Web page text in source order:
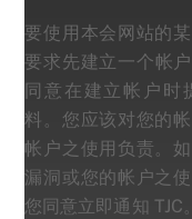
要使用本会网站的
要求先建立一个帐
同意在建立帐户时
料。您应该对您的
帐户之使用负责。
漏洞或您的帐户之
您同意立即通知 TJC